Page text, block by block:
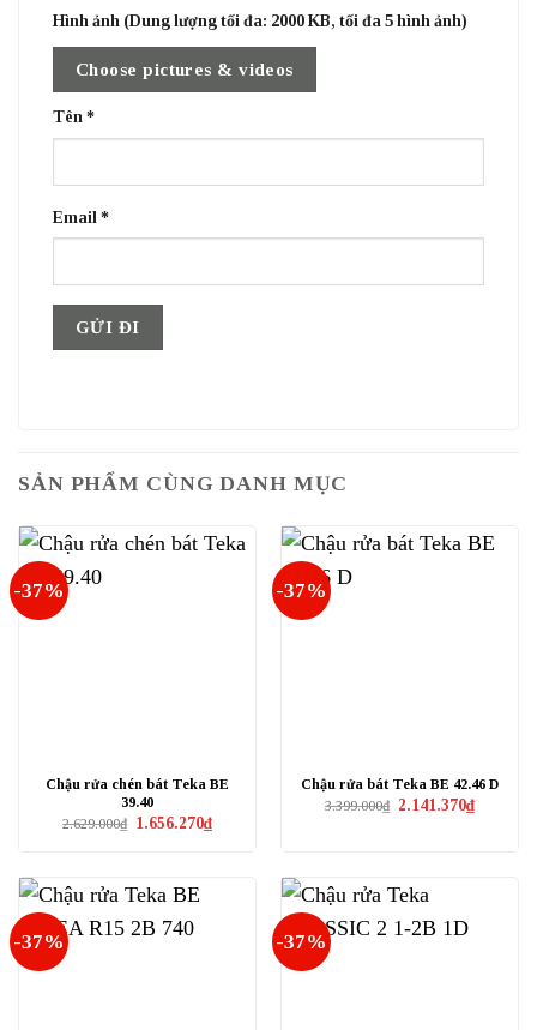
Hình ảnh (Dung lượng tối đa: 2000 KB, tối đa 5 hình ảnh)
Choose pictures & videos
Tên *
Email *
SẢN PHẨM CÙNG DANH MỤC
-37%
Chậu rửa chén bát Teka BE
39.40
2.629.000₫ Giá
1.656.270₫Giá
hiện
-37%
Chậu rửa bát Teka BE 42.46 D
3.399.000₫ Giá
2.141.370₫Giá
hiện
-37% -37%